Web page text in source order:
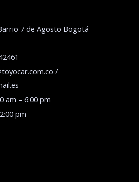
7 de Agosto Bogotá –
/
am – 6:00 pm
pm